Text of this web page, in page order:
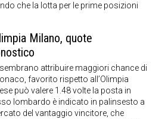
che la lotta per le prime posizioni
Milano, quote
sembrano attribuire maggiori chance di
favorito rispetto all’Olimpia
può valere 1.48 volte la posta in
lombardo è indicato in palinsesto a
del vantaggio vincitore, che